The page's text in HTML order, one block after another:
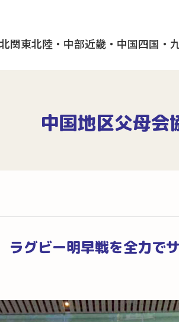
関東北陸・中部近畿・中国四国・
中国地区父母会
グビー明早戦を全力で